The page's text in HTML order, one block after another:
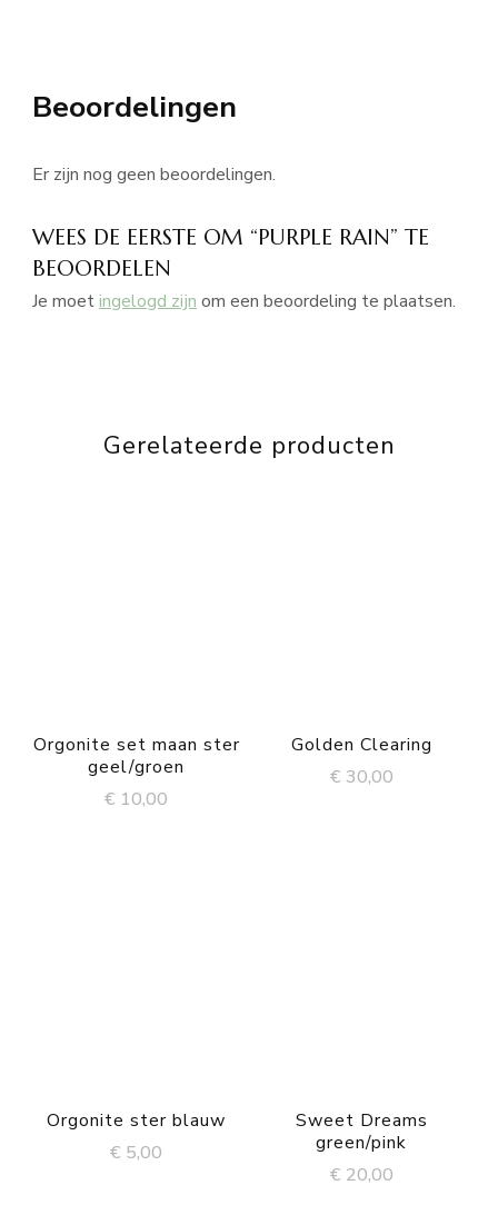
Beoordelingen
Er zijn nog geen beoordelingen.
WEES DE EERSTE OM “PURPLE RAIN” TE
BEOORDELEN
Je moetingelogd zijn om een beoordeling te plaatsen.
Gerelateerde producten
Orgonite set maan ster
geel/groen
€ 10,00
Golden Clearing
€ 30,00
Orgonite ster blauw
€ 5,00
Sweet Dreams
green/pink
€ 20,00